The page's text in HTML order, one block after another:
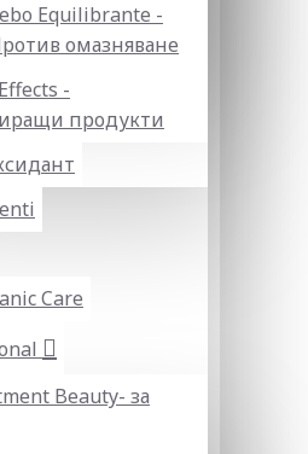
Equilibrante -
омазняване
-
продукти
Care
Beauty- за